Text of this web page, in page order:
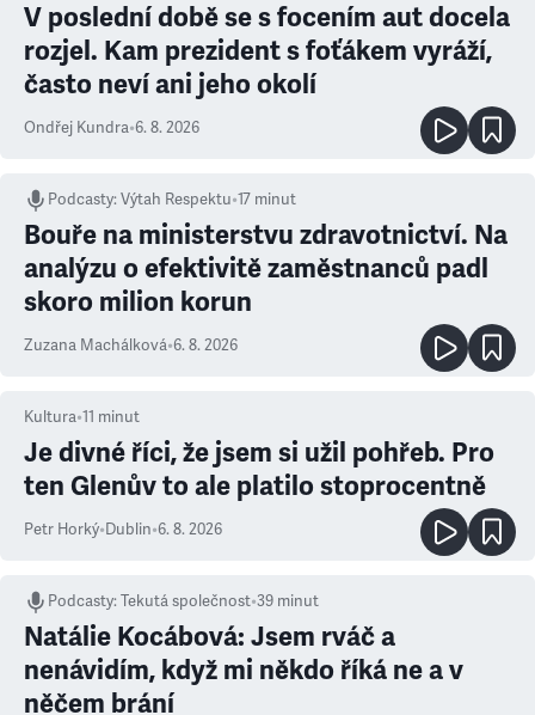
V poslední době se s focením aut docela
rozjel. Kam prezident s foťákem vyráží,
často neví ani jeho okolí
Ondřej Kundra•6. 8. 2026
Podcasty:Výtah Respektu•17 minut
Bouře na ministerstvu zdravotnictví. Na
analýzu o efektivitě zaměstnanců padl
skoro milion korun
Zuzana Machálková•6. 8. 2026
Kultura•11 minut
Je divné říci, že jsem si užil pohřeb. Pro
ten Glenův to ale platilo stoprocentně
Petr Horký•Dublin•6. 8. 2026
Podcasty:Tekutá společnost•39 minut
Natálie Kocábová: Jsem rváč a
nenávidím, když mi někdo říká ne a v
něčem brání